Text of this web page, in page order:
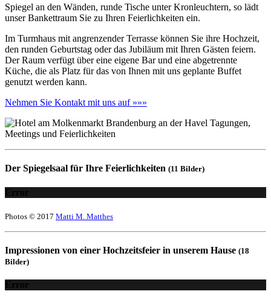
Spiegel an den Wänden, runde Tische unter Kronleuchtern, so lädt
unser Bankettraum Sie zu Ihren Feierlichkeiten ein.
Im Turmhaus mit angrenzender Terrasse können Sie ihre Hochzeit,
den runden Geburtstag oder das Jubiläum mit Ihren Gästen feiern.
Der Raum verfügt über eine eigene Bar und eine abgetrennte
Küche, die als Platz für das von Ihnen mit uns geplante Buffet
genutzt werden kann.
Nehmen Sie Kontakt mit uns auf »»»
Der Spiegelsaal für Ihre Feierlichkeiten (11 Bilder)
Error
Photos © 2017 Matti M. Matthes
Impressionen von einer Hochzeitsfeier in unserem Hause (18
Bilder)
Error